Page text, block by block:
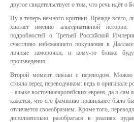
другое свидетельствует о том, что речь идёт о
Ну а теперь немного критики. Прежде всего,
хватает именно альтернативной
подробностей о Третьей Российской
счастливо избежавшего покушения в
личные заморочки, и кому-то ближе
произведения.
Второй момент связан с переводом. Можно
стояла перед переводчиком: ведь в
– языке восточноевропейских евреев, да и
кажется, что его фамилию правильнее было
отличается своеобразием. Кроме того,
дополнительно разобраться в реалиях